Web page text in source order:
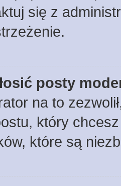
się z
posty
na to
który
które są